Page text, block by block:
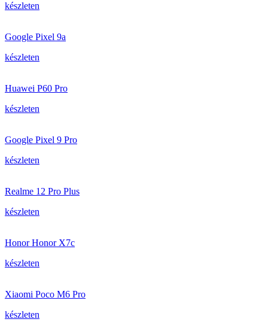
készleten
Google Pixel 9a
készleten
Huawei P60 Pro
készleten
Google Pixel 9 Pro
készleten
Realme 12 Pro Plus
készleten
Honor Honor X7c
készleten
Xiaomi Poco M6 Pro
készleten